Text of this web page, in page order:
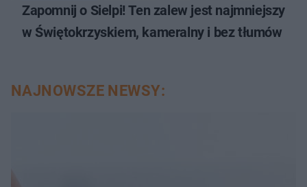
Zapomnij o Sielpi! Ten zalew jest najmniejszy
w Świętokrzyskiem, kameralny i bez tłumów
NAJNOWSZE NEWSY: